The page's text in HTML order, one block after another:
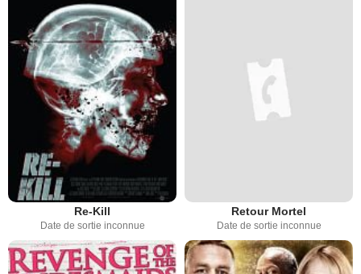
Re-Kill
Date de sortie inconnue
Retour Mortel
Date de sortie inconnue